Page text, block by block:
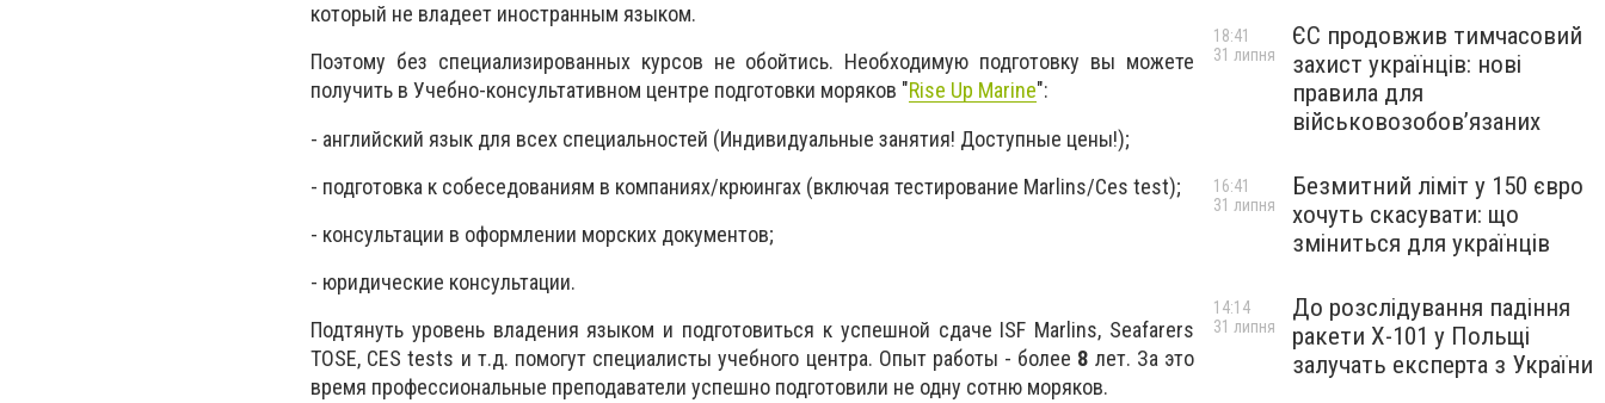
который не владеет иностранным языком.
Поэтому без специализированных курсов не обойтись. Необходимую подготовку вы можете
получить в Учебно-консультативном центре подготовки моряков "Rise Up Marine":
- английский язык для всех специальностей (Индивидуальные занятия! Доступные цены!);
- подготовка к собеседованиям в компаниях/крюингах (включая тестирование Marlins/Ces test);
- консультации в оформлении морских документов;
- юридические консультации.
Подтянуть уровень владения языком и подготовиться к успешной сдаче ISF Marlins, Seafarers
TOSE, CES tests и т.д. помогут специалисты учебного центра. Опыт работы - более 8 лет. За это
время профессиональные преподаватели успешно подготовили не одну сотню моряков.
ЄС продовжив тимчасовий
захист українців: нові
правила для
військовозобов’язаних
18:41
31 липня
Безмитний ліміт у 150 євро
хочуть скасувати: що
зміниться для українців
16:41
31 липня
До розслідування падіння
ракети Х-101 у Польщі
залучать експерта з України
14:14
31 липня